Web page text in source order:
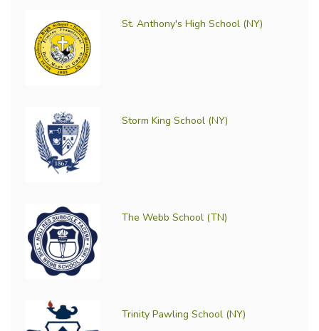
St. Anthony's High School (NY)
Storm King School (NY)
The Webb School (TN)
Trinity Pawling School (NY)